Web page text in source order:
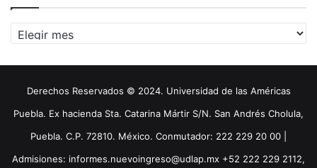
Archivos
Derechos Reservados © 2024. Universidad de las Américas
Puebla. Ex hacienda Sta. Catarina Mártir S/N. San Andrés Cholula,
Puebla. C.P. 72810. México. Conmutador: 222 229 20 00 |
Admisiones: informes.nuevoingreso@udlap.mx +52 222 229 2112,